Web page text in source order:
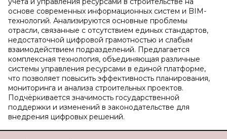
основе современных информационных систем и BIM-
технологий. Анализируются основные проблемы
отрасли, связанные с отсутствием единых стандартов,
недостаточной цифровой грамотностью и слабым
взаимодействием подразделений. Предлагается
комплексная технология, объединяющая различные
системы управления ресурсами в единой платформе,
что позволяет повысить эффективность планирования,
мониторинга и анализа строительных проектов.
Подчёркивается значимость государственной
поддержки и изменений в законодательстве для
внедрения цифровых решений.